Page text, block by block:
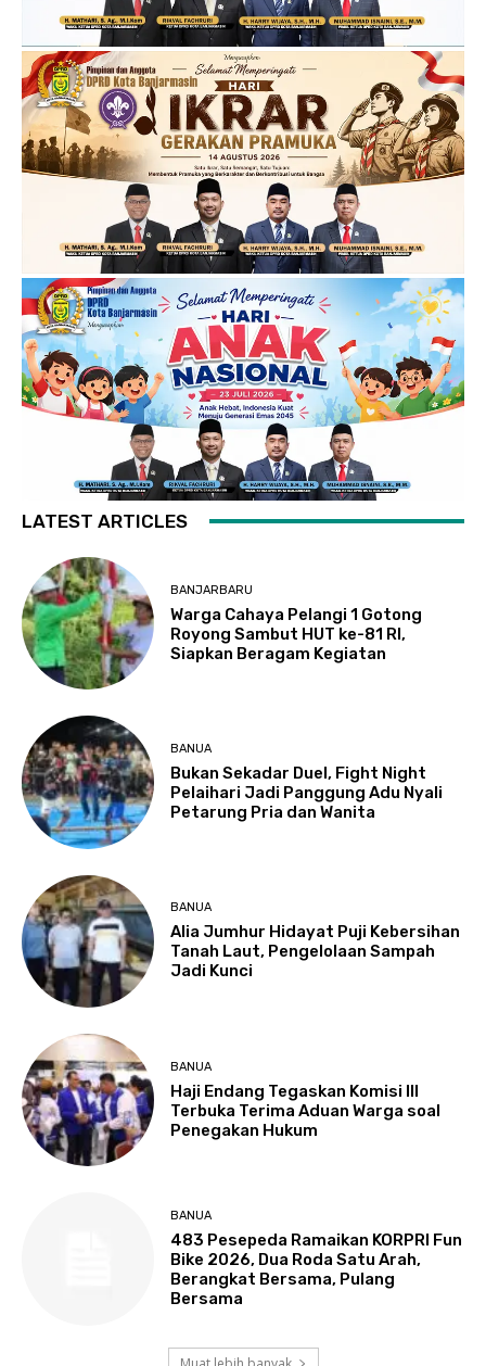
LATEST ARTICLES
BANJARBARU
Warga Cahaya Pelangi 1 Gotong
Royong Sambut HUT ke-81 RI,
Siapkan Beragam Kegiatan
BANUA
Bukan Sekadar Duel, Fight Night
Pelaihari Jadi Panggung Adu Nyali
Petarung Pria dan Wanita
BANUA
Alia Jumhur Hidayat Puji Kebersihan
Tanah Laut, Pengelolaan Sampah
Jadi Kunci
BANUA
Haji Endang Tegaskan Komisi III
Terbuka Terima Aduan Warga soal
Penegakan Hukum
BANUA
483 Pesepeda Ramaikan KORPRI Fun
Bike 2026, Dua Roda Satu Arah,
Berangkat Bersama, Pulang
Bersama